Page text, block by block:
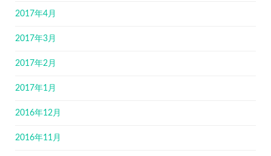
2017年4月
2017年3月
2017年2月
2017年1月
2016年12月
2016年11月